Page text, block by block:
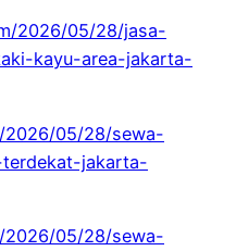
2026/05/28/jasa-
kayu-area-jakarta-
2026/05/28/sewa-
jakarta-
2026/05/28/sewa-